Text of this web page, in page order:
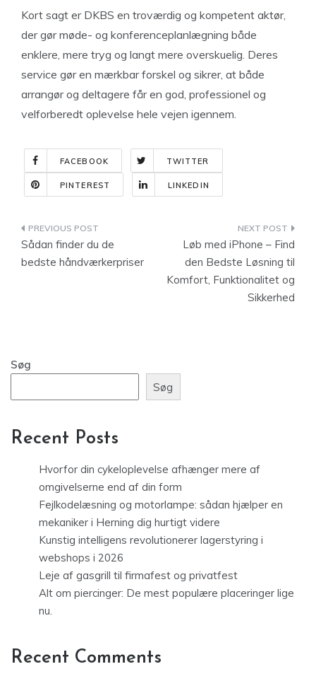
Kort sagt er DKBS en troværdig og kompetent aktør,
der gør møde- og konferenceplanlægning både
enklere, mere tryg og langt mere overskuelig. Deres
service gør en mærkbar forskel og sikrer, at både
arrangør og deltagere får en god, professionel og
velforberedt oplevelse hele vejen igennem.
FACEBOOK TWITTER
PINTEREST LINKEDIN
Indlægsnavigation
Sådan finder du de
bedste håndværkerpriser
Løb med iPhone – Find
den Bedste Løsning til
Komfort, Funktionalitet og
Sikkerhed
Søg
Søg
Recent Posts
Hvorfor din cykeloplevelse afhænger mere af
omgivelserne end af din form
Fejlkodelæsning og motorlampe: sådan hjælper en
mekaniker i Herning dig hurtigt videre
Kunstig intelligens revolutionerer lagerstyring i
webshops i 2026
Leje af gasgrill til firmafest og privatfest
Alt om piercinger: De mest populære placeringer lige
nu.
Recent Comments